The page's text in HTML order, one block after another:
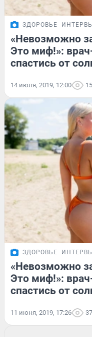
ЗДОРОВЬЕ
«Невозможно
Это миф!»:
спастись от
14 июля, 2019, 12:00
ЗДОРОВЬЕ
«Невозможно
Это миф!»:
спастись от
11 июня, 2019, 17:26